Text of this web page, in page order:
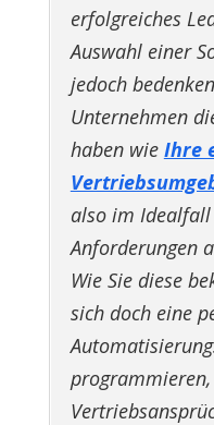
erfolgreiches
Auswahl einer
jedoch
Unternehmen
haben wie Ihre
also im
Anforderungen
Wie Sie diese
sich doch eine